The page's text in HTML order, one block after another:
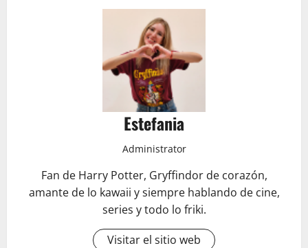
Estefania
Administrator
Fan de Harry Potter, Gryffindor de corazón,
amante de lo kawaii y siempre hablando de cine,
series y todo lo friki.
Visitar el sitio web